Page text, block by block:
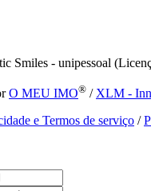
Smiles - unipessoal
O MEU IMO® / XLM -
e Termos de serviço /